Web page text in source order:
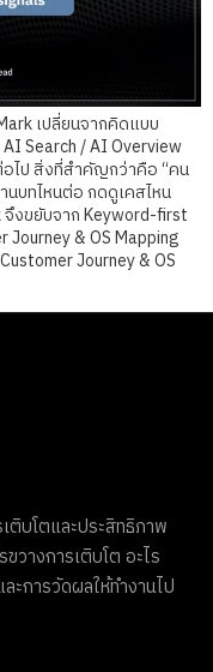
เปลี่ยนจากคิดแบบ
Search / AI Overview
อไป สิ่งที่สำคัญกว่าคือ “คน
นบทไหนต่อ กดดูเคสไหน
งขยับจาก Keyword-first
Journey & OS Mapping
Journey & OS
บโตและประสิทธิภาพ
วางการเติบโต อะไร
ะการวัดผลให้ทำงานไป